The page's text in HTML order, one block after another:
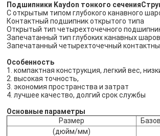
Подшипники Kaydon тонкого сечения
С открытым типом глубокого канавного
Контактный подшипник открытого типа
Открытый тип четырехточечного
Запечатанный тип глубоких канавных
Запечатанный четырехточечный
Особенность
1. компактная конструкция, легкий вес,
2. высокая точность,
3. экономия пространства и затрат
4. лучшее качество, долгий срок службы
Основные параметры
Размер
(дюйм/мм)